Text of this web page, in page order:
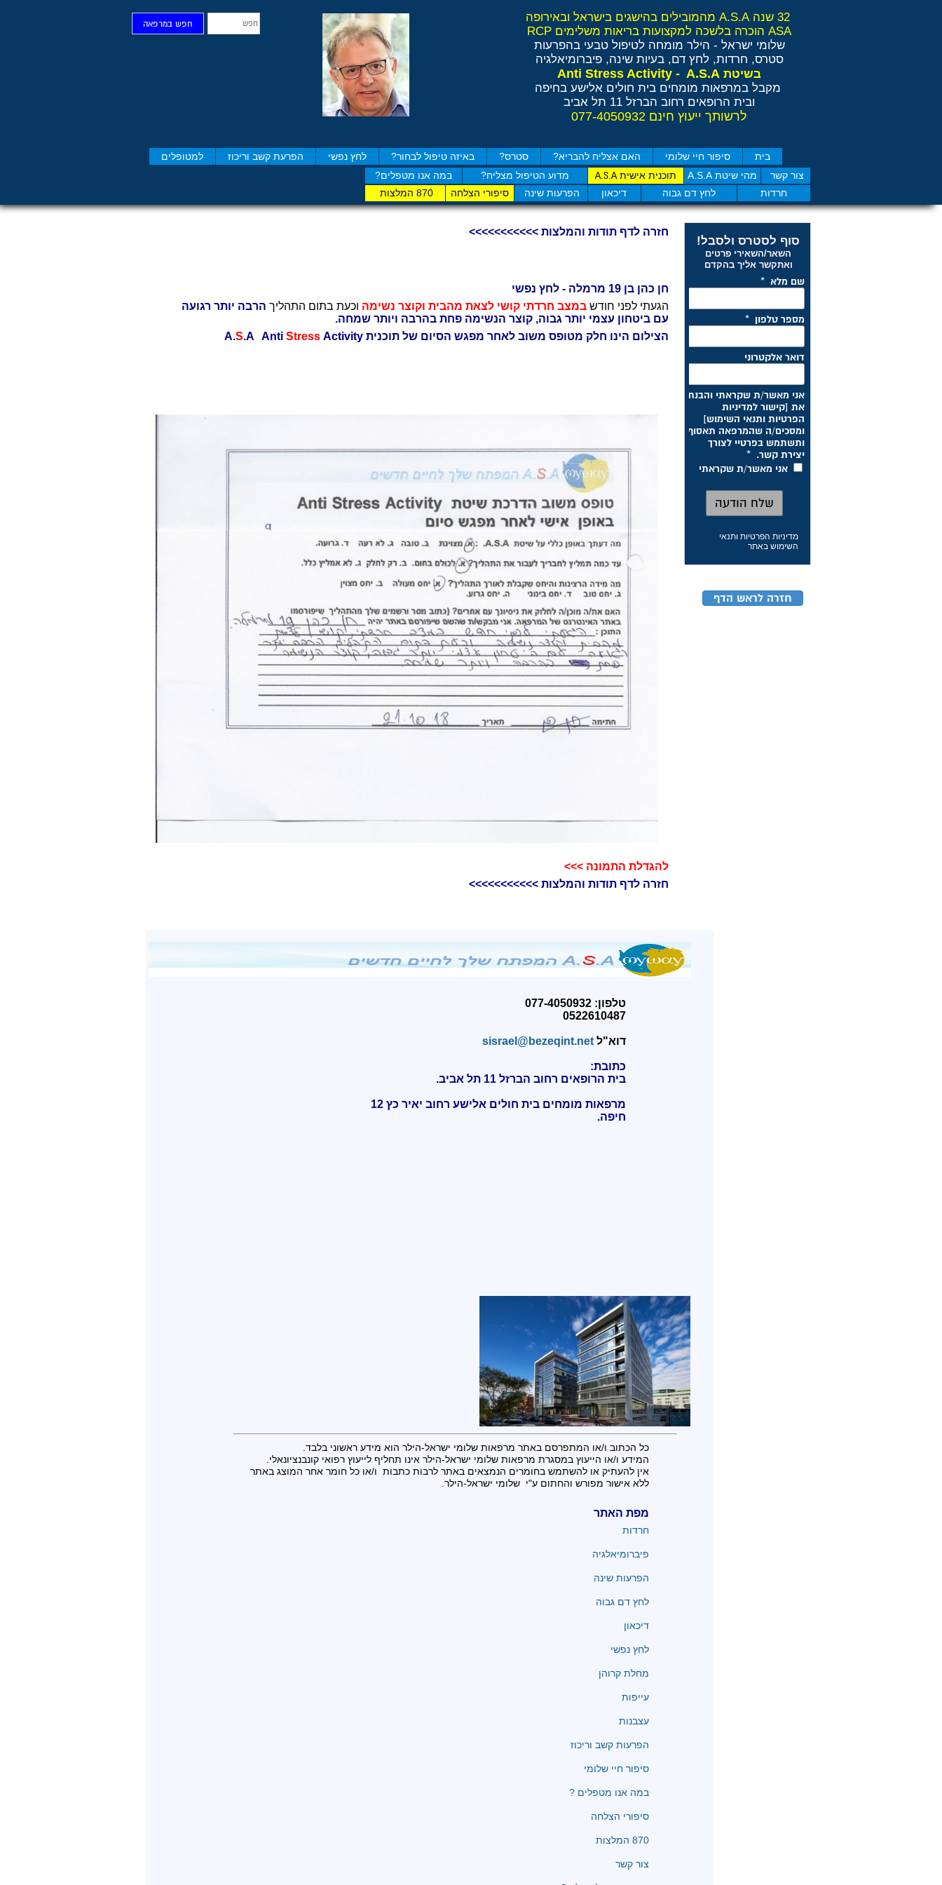
סוף לסטרס ולסבל!
השאר/השאירי פרטים
ואתקשר אליך בהקדם
מדיניות הפרטיות ותנאי
השימוש באתר
חזרה לראש הדף
בית סיפור חיי שלומי האם אצליח להבריא? סטרס? באיזה טיפול לבחור? לחץ נפשי הפרעת קשב וריכוז למטופלים
חפש במרפאה
צור קשר מהי שיטת A.S.A תוכנית אישיתA.S.A
חרדות
לחץ דם גבוה דיכאון
מדוע הטיפול מצליח?
במה אנו מטפלים?
הפרעות שינה
סיפורי הצלחה 870 המלצות
32 שנה A.S.A מהמובילים בהישגים בישראל ובאירופה
ASA הוכרה בלשכה למקצועות בריאות משלימים RCP
שלומי ישראל - הילר מומחה לטיפול טבעי בהפרעות
סטרס, חרדות, לחץ דם, בעיות שינה, פיברומיאלגיה
בשיטתAnti Stress Activity - A.S.A
מקבל במרפאות מומחים בית חולים אלישע בחיפה
ובית הרופאים רחוב הברזל 11 תל אביב
לרשותך ייעוץ חינם 077-4050932
חן כהן בן 19 מרמלה - לחץ נפשי
הגעתי לפני חודשבמצב חרדתי קושי לצאת מהבית וקוצר נשימה וכעת בתום התהליך הרבה יותר רגועה
עם ביטחון עצמי יותר גבוה, קוצר הנשימה פחת בהרבה ויותר שמחה.
הצילום הינו חלק מטופס משוב לאחר מפגש הסיום של תוכנית A.
S.A Anti StressActivity
חזרה לדף תודות והמלצות >>>>>>>>>>>
להגדלת התמונה >>>​
חזרה לדף תודות והמלצות >>>>>>>>>>>
טלפון: 077-4050932
0522610487
דוא"ל sisrael@bezeqint.net
כתובת:
בית הרופאים רחוב הברזל 11 תל אביב.
מרפאות מומחים בית חולים אלישע רחוב יאיר כץ 12
חיפה.
כל הכתוב ו/או המתפרסם באתר מרפאות שלומי ישראל-הילר הוא מידע ראשוני בלבד.
המידע ו/או הייעוץ במסגרת מרפאות שלומי ישראל-הילר אינו תחליף לייעוץ רפואי קונבנציונאלי.
אין להעתיק או להשתמש בחומרים הנמצאים באתר לרבות כתבות ו/או כל חומר אחר המוצג באתר
ללא אישור מפורש והחתום ע"י שלומי ישראל-הילר.
מפת האתר
חרדות
פיברומיאלגיה
הפרעות שינה
לחץ דם גבוה
דיכאון
לחץ נפשי
מחלת קרוהן
עייפות
עצבנות
הפרעות קשב וריכוז
סיפור חיי שלומי
במה אנו מטפלים ?
סיפורי הצלחה
870 המלצות
צור קשר